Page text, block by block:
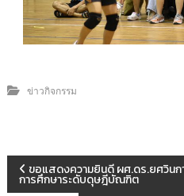
ข่าวกิจกรรม
ขอแสดงความยินดี ผศ.ดร.ยศวิน
การศึกษาระดับดุษฎีบัณฑิต